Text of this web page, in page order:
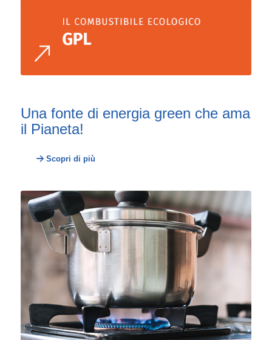
Una fonte di energia green che ama
il Pianeta!
Scopri di più